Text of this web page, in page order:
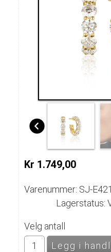
Kr 1.749,00
Varenummer: SJ-
Lagerstatus:
Velg antall